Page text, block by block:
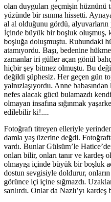
olan duyguları geçmişin hüznünü
yüzünde bir ısınma hissetti.
al al olduğunu gördü,
İçinde büyük bir boşluk oluşmuş,
boşluğa doluşmuştu. Ruhundaki
atamıyordu. Başı, bedenine
zamanlar iri güller açan gönül
hiçbir şey bitmez olmuştu. Bu
değildi şüphesiz. Her geçen gün
yalnızlaşıyordu. Anne
nefes alacak gücü bulamazdı
olmayan insafına sığınmak
edilebilir ki!....
Fotoğrafı titreyen elleriyle
damla yaş üzerine değdi.
vardı. Bunlar Gülsüm’le
onları bilir, onları tanır ve kardeş
olmayışı içinde büyük bir boşluk
dostun sevgisiyle doldurur,
görünce içi içine sığmazdı.
sarılırdı. Onlar da Nazlı’yı